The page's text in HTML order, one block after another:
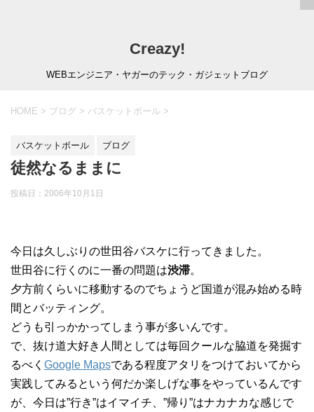
Creazy!
WEBエンジニア・ヤガーのテック・ガジェットブログ
HOME > ブログ > バスケットボール >
バスケットボール ブログ
徒然なるままに
投稿日： 2006年10月1日
今日は久しぶりの世田谷バスケに行ってきました。
世田谷に行くのに一番の問題は渋滞。
夕方前くらいに移動するのでちょうど国道が混み始める時
間とバッティング。
どうも引っかかってしまう事が多いんです。
で、抜け道大好き人間としては毎回クールな脇道を発掘す
るべく Google Mapsである程度アタリをつけておいてから
実践してみるという何だか楽しげな事をやっているんです
が、今日は”行き”はイマイチ、”帰り”はナカナカな感じで